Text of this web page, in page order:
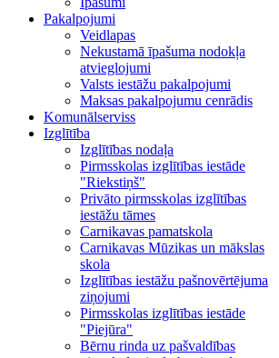
Pakalpojumi
Veidlapas
Nekustamā īpašuma nodokļa
atvieglojumi
Valsts iestāžu pakalpojumi
Maksas pakalpojumu cenrādis
Komunālserviss
Izglītība
Izglītības nodaļa
Pirmsskolas izglītības iestāde
"Riekstiņš"
Privāto pirmsskolas izglītības
iestāžu tāmes
Carnikavas pamatskola
Carnikavas Mūzikas un mākslas
skola
Izglītības iestāžu pašnovērtējuma
ziņojumi
Pirmsskolas izglītības iestāde
"Piejūra"
Bērnu rinda uz pašvaldības